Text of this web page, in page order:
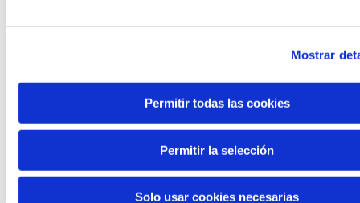
Mostrar
Permitir todas las cookies
Permitir la selección
Solo usar cookies necesarias
dituzten mundu-ikuskerak jasotzen
dituena, esperientzia gamifikatu baten
bidez.